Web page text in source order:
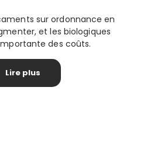
sur ordonnance en
et les biologiques
des coûts.
Lire plus